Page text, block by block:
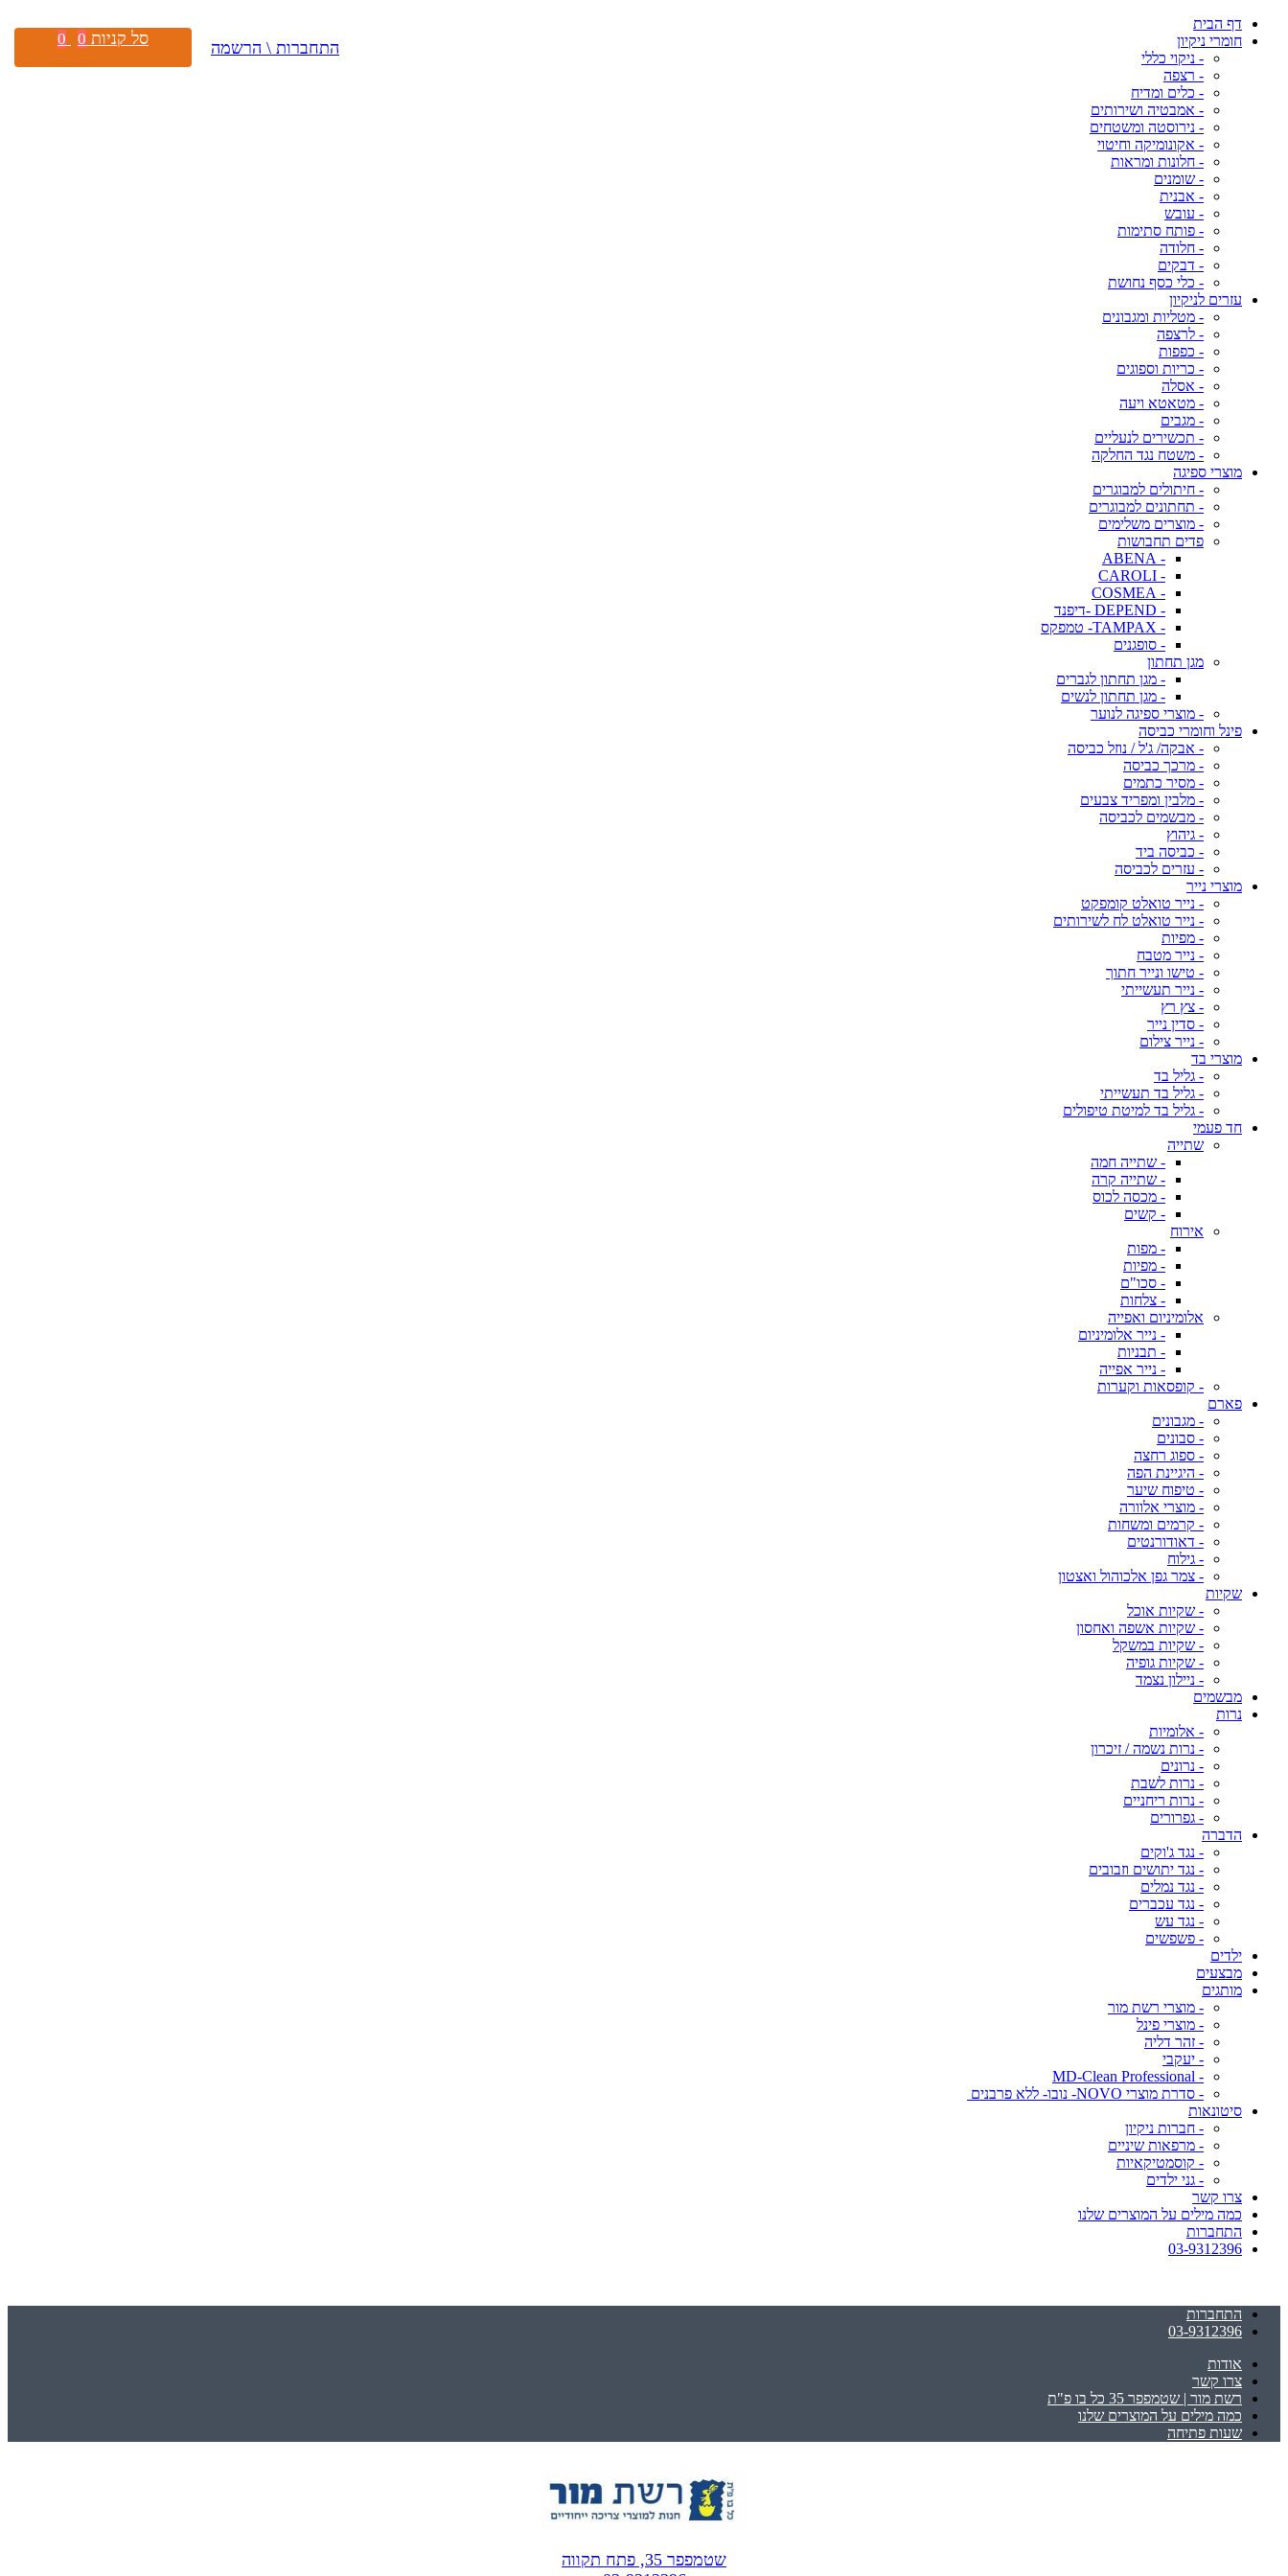
דף הבית
חומרי ניקיון
- ניקוי כללי
- רצפה
- כלים ומדיח
- אמבטיה ושירותים
- נירוסטה ומשטחים
- אקונומיקה וחיטוי
- חלונות ומראות
- שומנים
- אבנית
- עובש
- פותח סתימות
- חלודה
- דבקים
- כלי כסף נחושת
עזרים לניקיון
- מטליות ומגבונים
- לרצפה
- כפפות
- כריות וספוגים
- אסלה
- מטאטא ויעה
- מגבים
- תכשירים לנעליים
- משטח נגד החלקה
מוצרי ספיגה
- חיתולים למבוגרים
- תחתונים למבוגרים
- מוצרים משלימים
פדים תחבושות
- ABENA
- CAROLI
- COSMEA
- DEPEND -דיפנד
- TAMPAX- טמפקס
- סופגנים
מגן תחתון
- מגן תחתון לגברים
- מגן תחתון לנשים
- מוצרי ספיגה לנוער
פינל וחומרי כביסה
- אבקה/ ג'ל / נוזל כביסה
- מרכך כביסה
- מסיר כתמים
- מלבין ומפריד צבעים
- מבשמים לכביסה
- גיהוץ
- כביסה ביד
- עזרים לכביסה
מוצרי נייר
- נייר טואלט קומפקט
- נייר טואלט לח לשירותים
- מפיות
- נייר מטבח
- טישו ונייר חתוך
- נייר תעשייתי
- צץ רץ
- סדין נייר
- נייר צילום
מוצרי בד
- גליל בד
- גליל בד תעשייתי
- גליל בד למיטת טיפולים
חד פעמי
שתייה
- שתייה חמה
- שתייה קרה
- מכסה לכוס
- קשים
אירוח
- מפות
- מפיות
- סכו"ם
- צלחות
אלומיניום ואפייה
- נייר אלומיניום
- תבניות
- נייר אפייה
- קופסאות וקערות
פארם
- מגבונים
- סבונים
- ספוג רחצה
- היגיינת הפה
- טיפוח שיער
- מוצרי אלוורה
- קרמים ומשחות
- דאודורנטים
- גילוח
- צמר גפן אלכוהול ואצטון
שקיות
- שקיות אוכל
- שקיות אשפה ואחסון
- שקיות במשקל
- שקיות גופיה
- ניילון נצמד
מבשמים
נרות
- אלומיות
- נרות נשמה / זיכרון
- נרונים
- נרות לשבת
- נרות ריחניים
- גפרורים
הדברה
- נגד ג'וקים
- נגד יתושים וזבובים
- נגד נמלים
- נגד עכברים
- נגד עש
- פשפשים
ילדים
מבצעים
מותגים
- מוצרי רשת מור
- מוצרי פינל
- זהר דליה
- יעקבי
- MD-Clean Professional
- סדרת מוצרי NOVO- נובו- ללא פרבנים
סיטונאות
- חברות ניקיון
- מרפאות שיניים
- קוסמטיקאיות
- גני ילדים
צרו קשר
כמה מילים על המוצרים שלנו
התחברות
03-9312396
התחברות
03-9312396
אודות
צרו קשר
רשת מור | שטמפפר 35 כל בו פ"ת
כמה מילים על המוצרים שלנו
שעות פתיחה
שטמפפר 35, פתח תקווה
התחברות \ הרשמה סל קניות 0
0